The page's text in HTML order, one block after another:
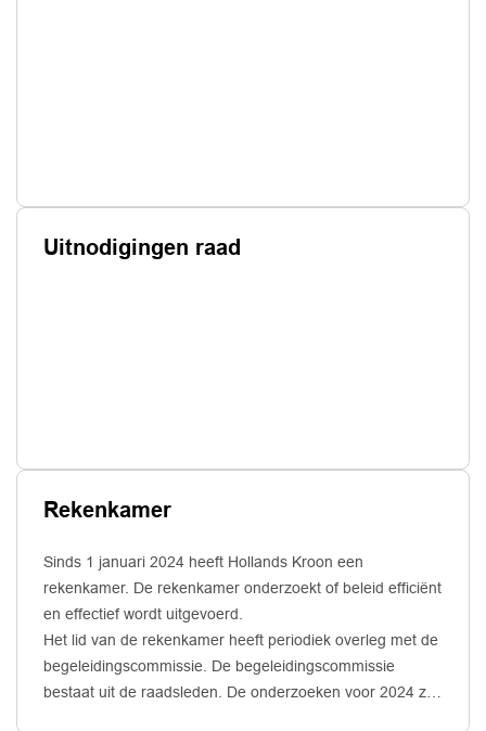
Uitnodigingen raad
Rekenkamer
Sinds 1 januari 2024 heeft Hollands Kroon een
rekenkamer. De rekenkamer onderzoekt of beleid efficiënt
en effectief wordt uitgevoerd.
Het lid van de rekenkamer heeft periodiek overleg met de
begeleidingscommissie. De begeleidingscommissie
bestaat uit de raadsleden. De onderzoeken voor 2024 zijn